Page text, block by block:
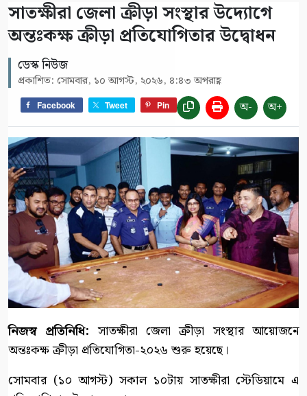
সাতক্ষীরা জেলা ক্রীড়া সংস্থার উদ্যোগে
অন্তঃকক্ষ ক্রীড়া প্রতিযোগিতার উদ্বোধন
ডেস্ক নিউজ
প্রকাশিত: সোমবার, ১০ আগস্ট, ২০২৬, ৪:৪৩ অপরাহ্ণ
Facebook Tweet Pin অ- অ+
নিজস্ব প্রতিনিধি: সাতক্ষীরা জেলা ক্রীড়া সংস্থার আয়োজনে
অন্তঃকক্ষ ক্রীড়া প্রতিযোগিতা-২০২৬ শুরু হয়েছে।
সোমবার (১০ আগস্ট) সকাল ১০টায় সাতক্ষীরা স্টেডিয়ামে এ